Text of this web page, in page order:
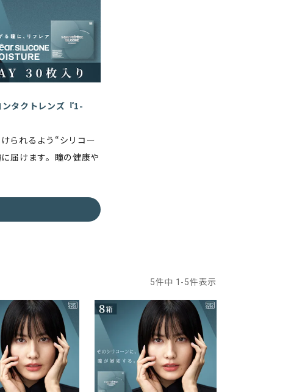
タクトレンズ『1-
られるよう“シリコー
届けます。瞳の健康や
5件中 1 -5件表示